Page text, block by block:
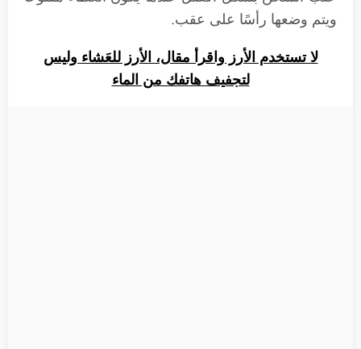
ويتم وضعها رأسًا على عقب.
لا تستخدم الأرز واقرأ مقال، الأرز للعَشاء وليس
لتجفيف هاتفك من الماء